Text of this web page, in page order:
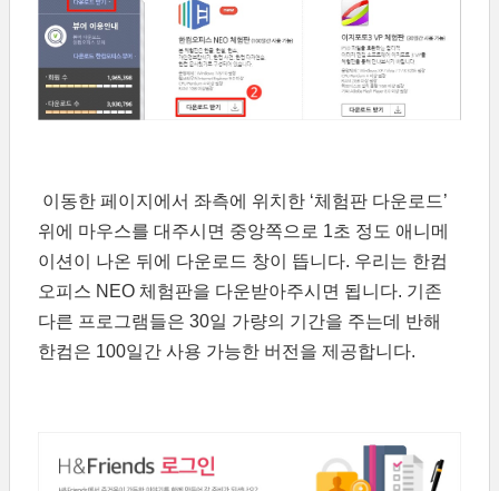
이동한 페이지에서 좌측에 위치한 ‘체험판 다운로드’
위에 마우스를 대주시면 중앙쪽으로 1초 정도 애니메
이션이 나온 뒤에 다운로드 창이 뜹니다. 우리는 한컴
오피스 NEO 체험판을 다운받아주시면 됩니다. 기존
다른 프로그램들은 30일 가량의 기간을 주는데 반해
한컴은 100일간 사용 가능한 버전을 제공합니다.